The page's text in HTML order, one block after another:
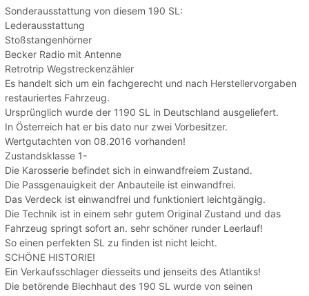
Sonderausstattung von diesem 190 SL:
Lederausstattung
Stoßstangenhörner
Becker Radio mit Antenne
Retrotrip Wegstreckenzähler
Es handelt sich um ein fachgerecht und nach Herstellervorgaben
restauriertes Fahrzeug.
Ursprünglich wurde der 1190 SL in Deutschland ausgeliefert.
In Österreich hat er bis dato nur zwei Vorbesitzer.
Wertgutachten von 08.2016 vorhanden!
Zustandsklasse 1-
Die Karosserie befindet sich in einwandfreiem Zustand.
Die Passgenauigkeit der Anbauteile ist einwandfrei.
Das Verdeck ist einwandfrei und funktioniert leichtgängig.
Die Technik ist in einem sehr gutem Original Zustand und das
Fahrzeug springt sofort an. sehr schöner runder Leerlauf!
So einen perfekten SL zu finden ist nicht leicht.
SCHÖNE HISTORIE!
Ein Verkaufsschlager diesseits und jenseits des Atlantiks!
Die betörende Blechhaut des 190 SL wurde von seinen